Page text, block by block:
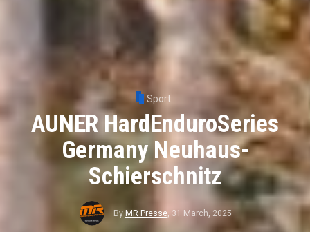
Sport
AUNER HardEnduroSeries
Germany Neuhaus-
Schierschnitz
By MR Presse, 31 March, 2025